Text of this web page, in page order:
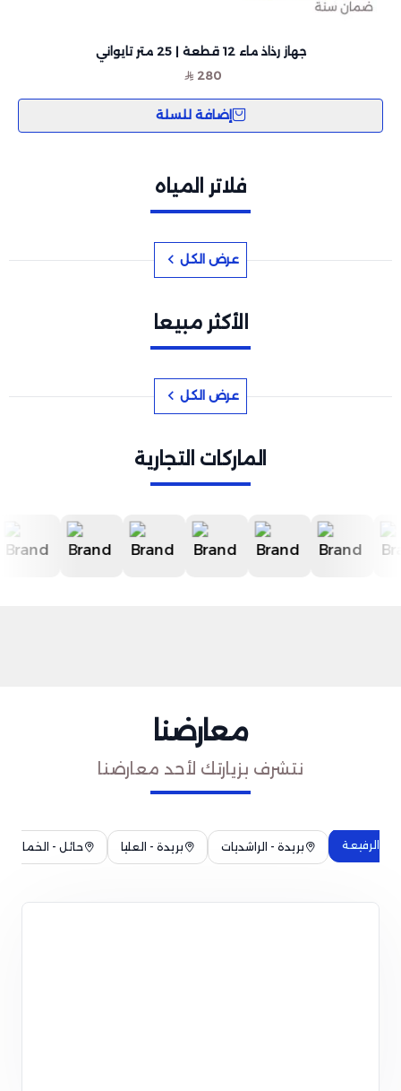
جهاز رذاذ ماء 12 قطعة | 25 متر تايواني
280
إضافة للسلة
فلاتر المياه
عرض الكل
الأكثر مبيعا
عرض الكل
الماركات التجارية
معارضنا
نتشرف بزيارتك لأحد معارضنا
الرفيعة بريدة - الراشديات بريدة - العليا حائل - الخماشية